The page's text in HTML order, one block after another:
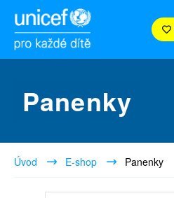
Panenky
Úvod E-shop Panenky